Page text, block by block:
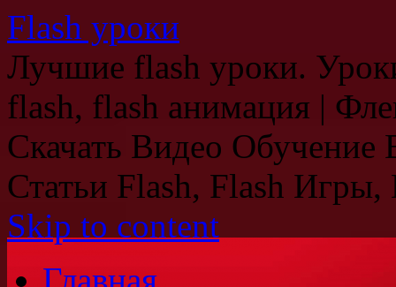
Flash уроки
Лучшие flash уроки.
flash, flash анимация |
Скачать Видео
Статьи Flash, Flash
Skip to content